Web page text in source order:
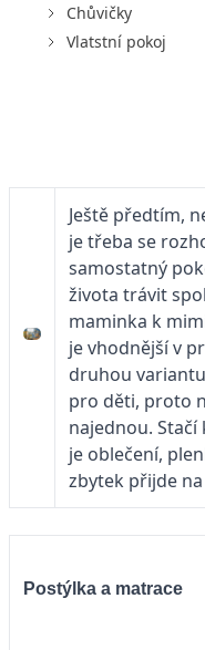
Chůvičky
Vlatstní pokoj
Ještě předtím,
je třeba se
samostatný
života trávit
maminka k
je vhodnější v
druhou
pro děti, proto
najednou.
je oblečení,
zbytek přijde
Postýlka a matrace